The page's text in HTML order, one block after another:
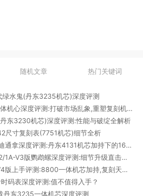
随机文章 热门关键词
绿水鬼(丹东3235机芯)深度评测
VS厂丹东3255真一体机心深度评测:打破市场乱象,重塑复刻机芯新标杆​
东3230机芯)深度评测:性能与破绽全解析
尺寸复刻表(7751机芯)细节全析
VS厂V2配重版间金迪通拿深度评测:丹东4131机芯加持下的165克精密之作​
PPF厂百达翡丽5712/1A-V3版鹦鹉螺深度评测:细节升级直击正品
VS厂黑盘海马300V4版上手评测:8800一体机芯加持,复刻天花板实至名归?
码表深度评测:值不值得入手？
丹东3235一体机芯深度评测